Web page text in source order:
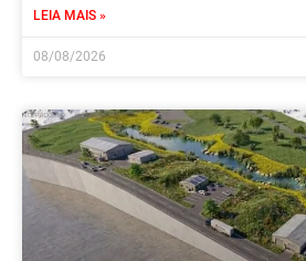
LEIA MAIS »
08/08/2026